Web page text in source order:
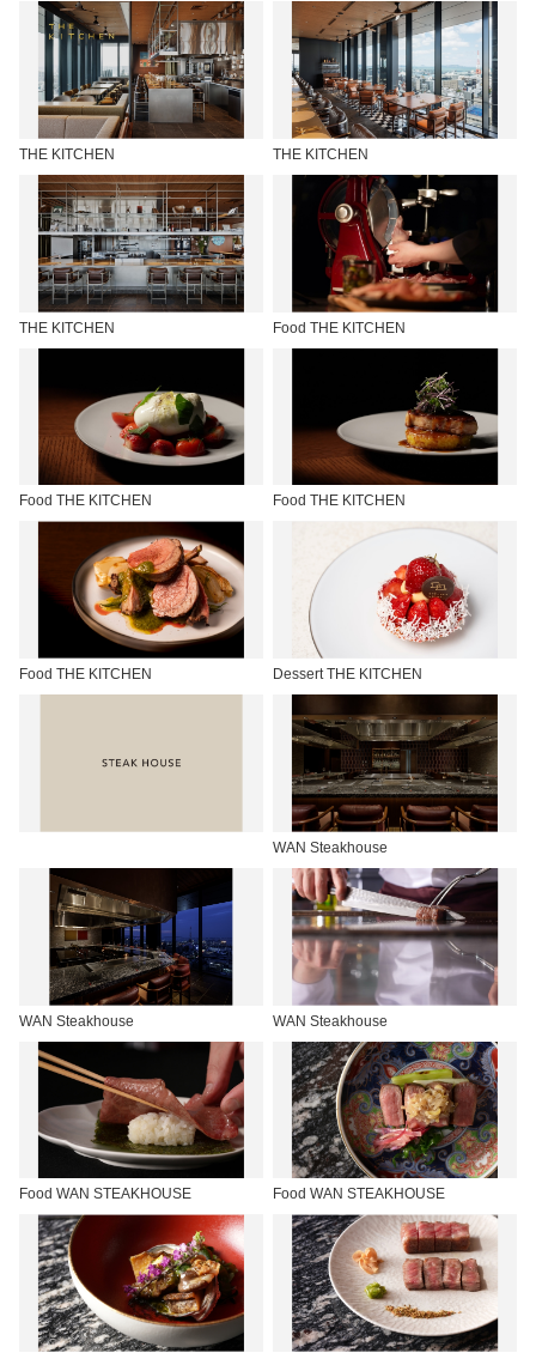
THE KITCHEN THE KITCHEN
THE KITCHEN Food THE KITCHEN
Food THE KITCHEN Food THE KITCHEN
Food THE KITCHEN Dessert THE KITCHEN
WAN Steakhouse
WAN Steakhouse WAN Steakhouse
Food WAN STEAKHOUSE Food WAN STEAKHOUSE